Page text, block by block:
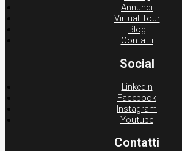
Annunci
Virtual Tour
Blog
Contatti
Social
LinkedIn
Facebook
Instagram
Youtube
Contatti